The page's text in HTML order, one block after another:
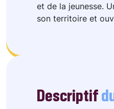
et de la jeunesse.
son territoire et
Descriptif